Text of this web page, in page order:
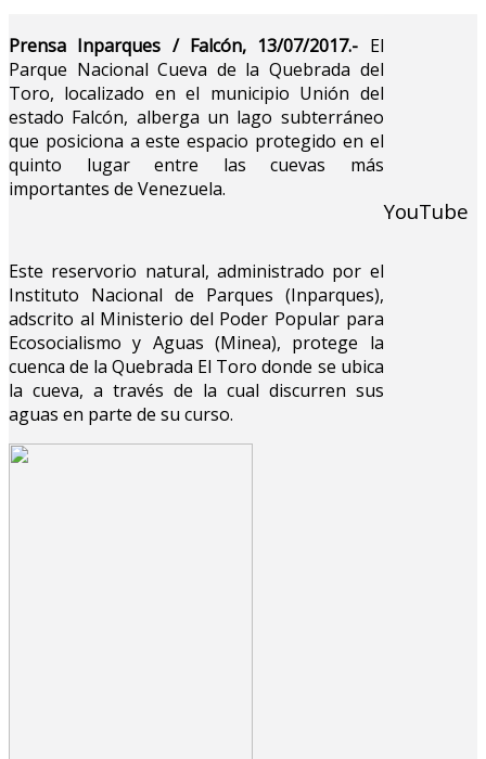
Prensa Inparques / Falcón, 13/07/2017.- El
Parque Nacional Cueva de la Quebrada del
Toro, localizado en el municipio Unión del
estado Falcón, alberga un lago subterráneo
que posiciona a este espacio protegido en el
quinto lugar entre las cuevas más
importantes de Venezuela.
Este reservorio natural, administrado por el
Instituto Nacional de Parques (Inparques),
adscrito al Ministerio del Poder Popular para
Ecosocialismo y Aguas (Minea), protege la
cuenca de la Quebrada El Toro donde se ubica
la cueva, a través de la cual discurren sus
aguas en parte de su curso.
YouTube